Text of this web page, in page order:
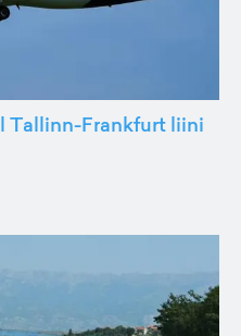
Tallinn-Frankfurt liini